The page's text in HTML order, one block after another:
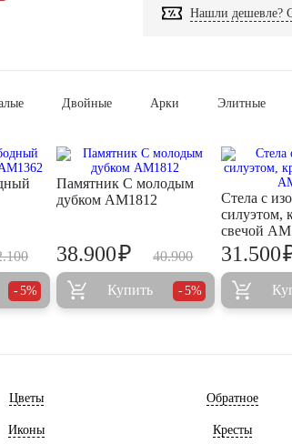
Нашли дешевле?
Двойные Арки Элитные
5%
Памятник С молодым
дубком AM1812
40.900
38.900₽
Купить 5%
Стела с
силуэтом,
свечой
31.500
Цветы Обратное
Иконы Кресты